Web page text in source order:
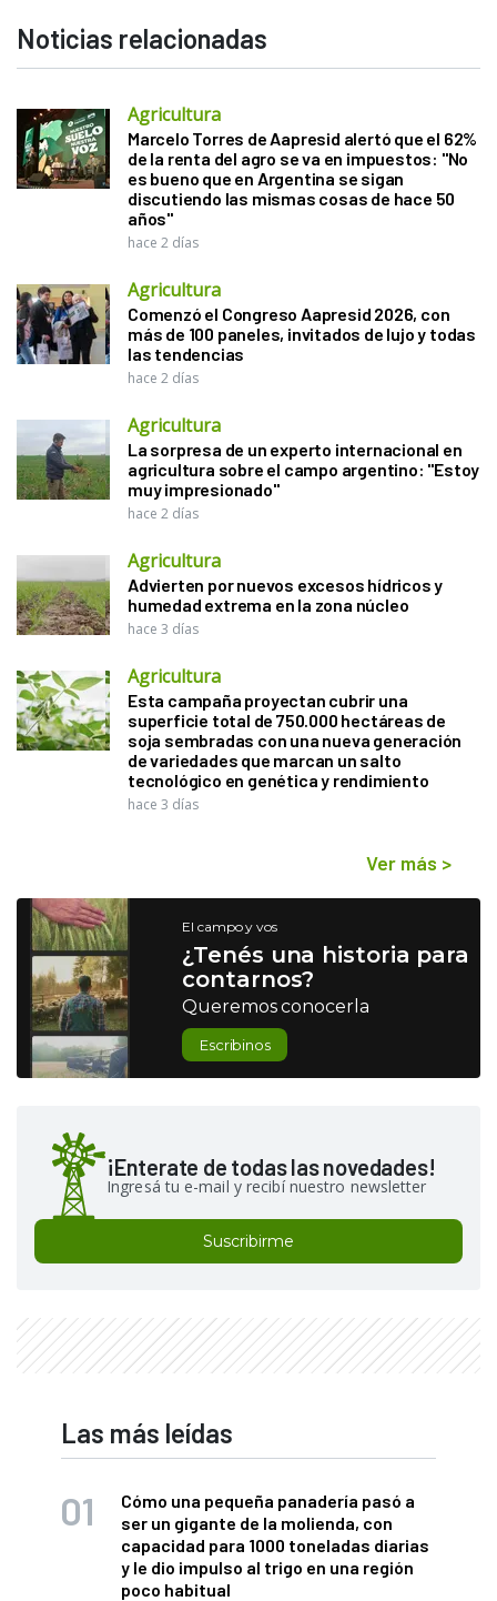
Noticias relacionadas
Agricultura
Marcelo Torres de Aapresid alertó que el 62%
de la renta del agro se va en impuestos: "No
es bueno que en Argentina se sigan
discutiendo las mismas cosas de hace 50
años"
hace 2 días
Agricultura
Comenzó el Congreso Aapresid 2026, con
más de 100 paneles, invitados de lujo y todas
las tendencias
hace 2 días
Agricultura
La sorpresa de un experto internacional en
agricultura sobre el campo argentino: "Estoy
muy impresionado"
hace 2 días
Agricultura
Advierten por nuevos excesos hídricos y
humedad extrema en la zona núcleo
hace 3 días
Agricultura
Esta campaña proyectan cubrir una
superficie total de 750.000 hectáreas de
soja sembradas con una nueva generación
de variedades que marcan un salto
tecnológico en genética y rendimiento
hace 3 días
Ver más >
El campo y vos
¿Tenés una historia para
contarnos?
Queremos conocerla
Escribinos
¡Enterate de todas las novedades!
Ingresá tu e-mail y recibí nuestro newsletter
Suscribirme
Las más leídas
Cómo una pequeña panadería pasó a
ser un gigante de la molienda, con
capacidad para 1000 toneladas diarias
y le dio impulso al trigo en una región
poco habitual